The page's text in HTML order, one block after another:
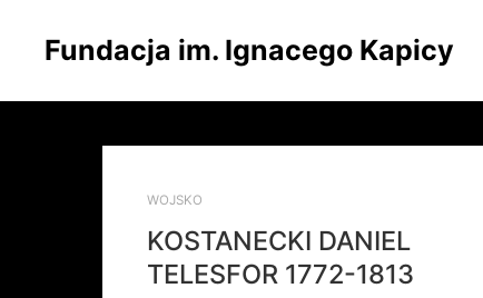
Fundacja im. Ignacego Kapicy
WOJSKO
KOSTANECKI DANIEL
TELESFOR 1772-1813